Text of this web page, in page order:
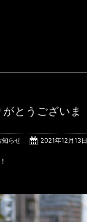
とうございま
2021年12月13日
知らせ